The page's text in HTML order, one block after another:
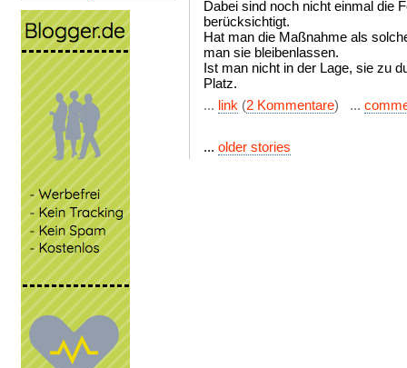
Dabei sind noch nicht einmal die
berücksichtigt.
Hat man die Maßnahme als
man sie bleibenlassen.
Ist man nicht in der Lage, sie zu
Platz.
... link (2 Kommentare) ...
... older stories